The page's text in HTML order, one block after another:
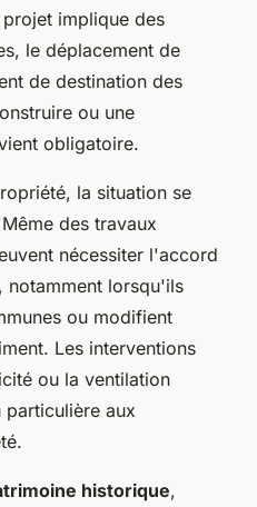
implique des
le déplacement de
de destination des
ou une
obligatoire.
la situation se
des travaux
nécessiter l'accord
notamment lorsqu'ils
ou modifient
Les interventions
ou la ventilation
particulière aux
historique,